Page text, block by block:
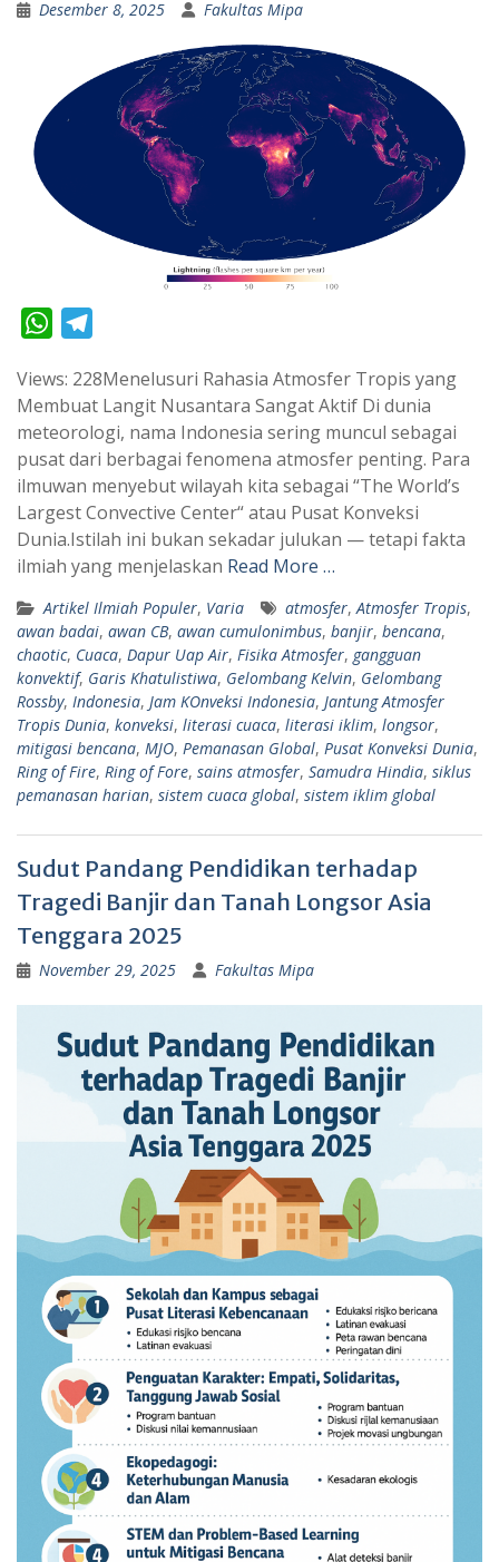
Desember 8, 2025 Fakultas Mipa
W
a
t
s
A
p
p
l
e
g
r
a
m
Views: 228Menelusuri Rahasia Atmosfer Tropis yang
Membuat Langit Nusantara Sangat Aktif Di dunia
meteorologi, nama Indonesia sering muncul sebagai
pusat dari berbagai fenomena atmosfer penting. Para
ilmuwan menyebut wilayah kita sebagai “The World’s
Largest Convective Center“ atau Pusat Konveksi
Dunia.Istilah ini bukan sekadar julukan — tetapi fakta
ilmiah yang menjelaskan Read More …
Artikel Ilmiah Populer, Varia atmosfer,Atmosfer Tropis,
awan badai, awan CB, awan cumulonimbus, banjir, bencana,
chaotic, Cuaca, Dapur Uap Air, Fisika Atmosfer, gangguan
konvektif, Garis Khatulistiwa, Gelombang Kelvin, Gelombang
Rossby, Indonesia, Jam KOnveksi Indonesia, Jantung Atmosfer
Tropis Dunia, konveksi, literasi cuaca, literasi iklim, longsor,
mitigasi bencana, MJO, Pemanasan Global, Pusat Konveksi Dunia,
Ring of Fire, Ring of Fore, sains atmosfer, Samudra Hindia, siklus
pemanasan harian, sistem cuaca global, sistem iklim global
Sudut Pandang Pendidikan terhadap
Tragedi Banjir dan Tanah Longsor Asia
Tenggara 2025
November 29, 2025 Fakultas Mipa